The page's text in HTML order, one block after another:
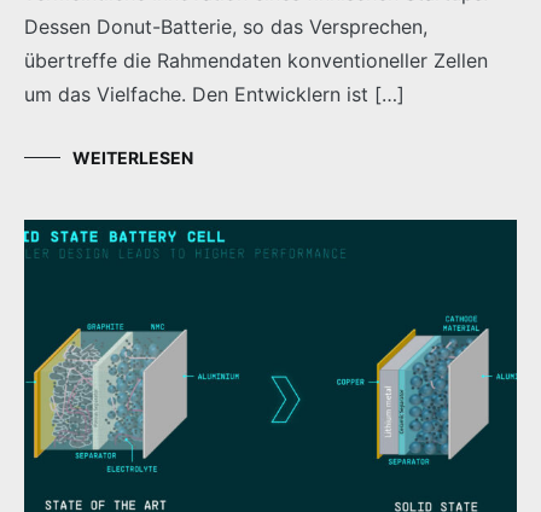
Dessen Donut-Batterie, so das Versprechen,
übertreffe die Rahmendaten konventioneller Zellen
um das Vielfache. Den Entwicklern ist […]
WEITERLESEN